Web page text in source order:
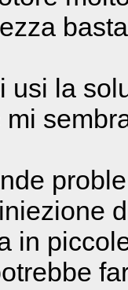
usi la
in